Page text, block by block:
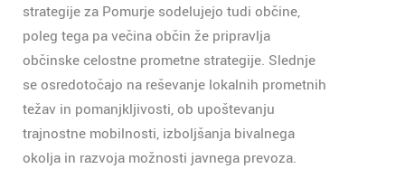
strategije za Pomurje sodelujejo tudi občine,
poleg tega pa večina občin že pripravlja
občinske celostne prometne strategije. Slednje
se osredotočajo na reševanje lokalnih prometnih
težav in pomanjkljivosti, ob upoštevanju
trajnostne mobilnosti, izboljšanja bivalnega
okolja in razvoja možnosti javnega prevoza.